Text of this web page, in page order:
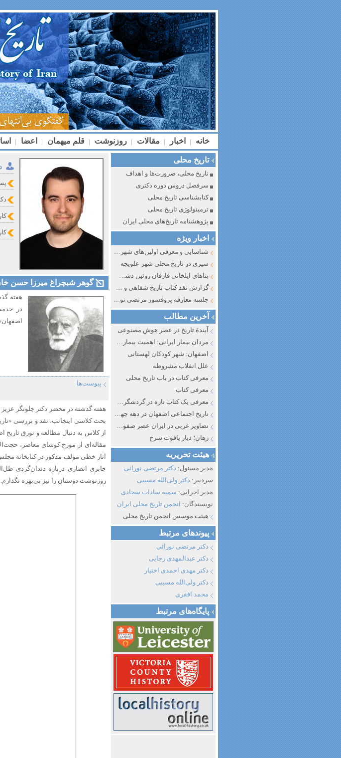
خانه | اخبار | مقالات | روزنوشت | قلم میهمان | اعضا |
تاریخ محلی
تاریخ محلی، ضرورت‌ها و اهداف
سرفصل دروس دوره دکتری
کتابشناسی تاریخ محلی
ترمینولوژی تاریخ محلی
پژوهشنامه تاریخ‌های محلی ایران
اخبار ویژه
شناسایی و معرفی اولین‌های شهر مشهد
سیری در تاریخ محلی شهر علویجه
بناهای ایلخانی فارفان روئین دشت اصفهان
گزارش نقد کتاب تاریخ شفاهی و جایگاه آن در تاریخ نگاری معاصر ایران ۱۳۸۵-۱۳۵۸
جلسه معارفه پروفسور مرتضی نورائی در دپارتمان شرق‌شناسی دانشگاه صوفیا، بلغارستان
آخرین مطالب
آیندهٔ تاریخ در عصر هوش مصنوعی
مردان بیمار ایرانی: اهمیت بیماری به عنوان عاملی در تفسیر تاریخ سیاسی ایران جدید
اصفهان: شهر کودکان لهستانی
علل انقلاب مشروطه
معرفی کتاب در باب تاریخ محلی
معرفی کتاب
معرفی یک کتاب تازه در گردشگری اصفهان
تاریخ اجتماعی اصفهان در دهه چهل و پنجاه از نگاه طنز نوروز جمشاد
تصاویر غربی در ایران عصر صفوی و قاجار
زهان؛ دیار یاقوت سرخ
هیئت تحریریه
مدیر مسئول: دکتر مرتضی نورائی
سردبیر: دکتر ولی‌الله مسیبی
مدیر اجرایی: سمیه سادات سجادی
نویسندگان: انجمن تاریخ محلی ایران
هیئت موسس انجمن تاریخ محلی
پیوند‌های مرتبط
دکتر مرتضی نورائی
دکتر عبدالمهدی رجایی
دکتر مهدی احمدی اختیار
دکتر ولی‌الله مسیبی
محمد افقری
پایگاه‌های مرتبط
​​​​گوهر شبچراغ میرزا حسن
در
پیوست‌ها
بحث کلاسی اینجانب، نقد و بررسی
از کلاس به دنبال مطالعه و تورق
مقاله‌ای از مورخ کوشای معاصر،
آثار خطی مولف مذکور در کتابخانه
جابری انصاری درباره دندان‌گردی
روزنوشت دوستان را نیز بی‌بهره نگذارم.